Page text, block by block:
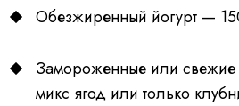
Обезжиренный йогурт —
Замороженные или свежие
микс ягод или только